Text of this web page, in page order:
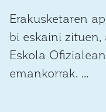
Erakusketaren
bi eskaini
Eskola
emankorrak. ...